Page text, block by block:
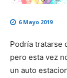
6 Mayo 2019
Podría tratarse
pero esta vez
un auto